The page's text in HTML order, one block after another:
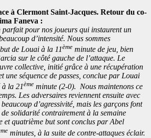
à Clermont Saint-Jacques. Retour du co-
Faneva :
parfait pour nos joueurs qui instaurent un
d’intensité. Nous sommes
de Louai à la 11ème minute de jeu, bien
sur le côté gauche de l’attaque. Le
collective, initié grâce à une récupération
une séquence de passes, conclue par Louai
la 21ème minute (2-0). Nous maintenons ce
Les adversaires reviennent ensuite avec
d’agressivité, mais les garçons font
solidarité contrairement à la semaine
et quatrième but sont conclus par Abel
minutes, à la suite de contre-attaques éclair.